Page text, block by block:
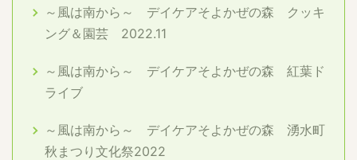
～風は南から～ デイケアそよかぜの森 クッキ
ング＆園芸 2022.11
～風は南から～ デイケアそよかぜの森 紅葉ド
ライブ
～風は南から～ デイケアそよかぜの森 湧水町
秋まつり文化祭2022